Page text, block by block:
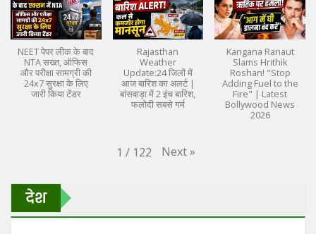
NEET पेपर लीक के बाद
NTA सख्त, ऑफिस
और परीक्षा सामग्री की
24x7 सुरक्षा के लिए
जारी किया टेंडर
Rajasthan
Weather
Update:24 जिलों में
आज बारिश का अलर्ट |
बांसवाड़ा में 2 इंच बारिश,
फलोदी सबसे गर्म
Kangana Ranaut
Slams Hrithik
Roshan! "Stop
Adding Fuel to the
Fire" | Latest
Bollywood News
2026
1 / 122 Next»
देश